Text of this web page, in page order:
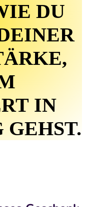
DU
IN
GEHST.